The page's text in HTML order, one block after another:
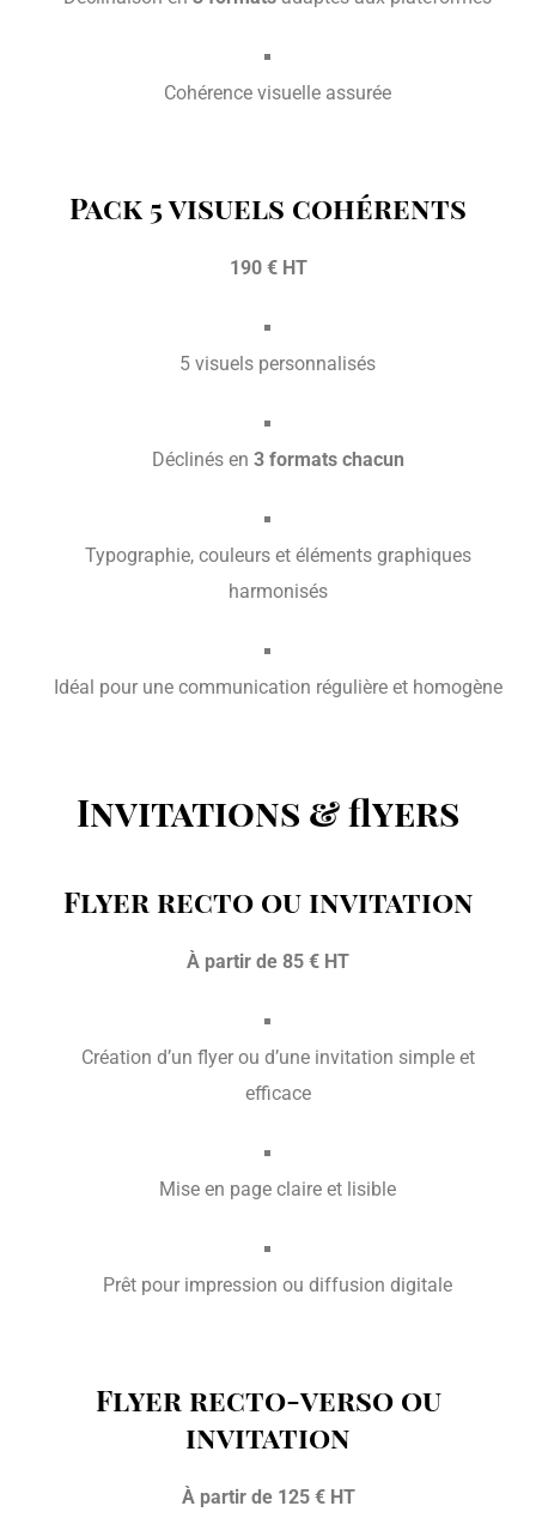
Cohérence visuelle assurée
Pack 5 visuels cohérents
190 € HT
5 visuels personnalisés
Déclinés en 3 formats chacun
Typographie, couleurs et éléments graphiques
harmonisés
Idéal pour une communication régulière et homogène
Invitations & flyers
Flyer recto ou invitation
À partir de 85 € HT
Création d’un flyer ou d’une invitation simple et
efficace
Mise en page claire et lisible
Prêt pour impression ou diffusion digitale
Flyer recto-verso ou
invitation
À partir de 125 € HT